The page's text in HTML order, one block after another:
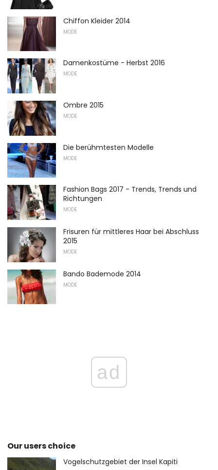
Chiffon Kleider 2014
MODE
Damenkostüme - Herbst 2016
MODE
Ombre 2015
MODE
Die berühmtesten Modelle
MODE
Fashion Bags 2017 - Trends, Trends und
Richtungen
MODE
Frisuren für mittleres Haar bei Abschluss
2015
MODE
Bando Bademode 2014
MODE
ad
Our users choice
Vogelschutzgebiet der Insel Kapiti